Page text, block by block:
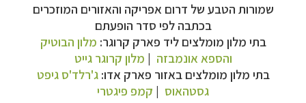
שמורות הטבע של דרום אפריקה והאזורים המוזכרים
בכתבה לפי סדר הופעתם
בתי מלון מומלצים ליד פארק קרוגר: מלון הבוטיק
והספא אונמבזה | מלון קרוגר גייט
בתי מלון מומלציםבאזור פארק אדו:ג'רלד'ס גיפט
גסטהאוס | קמפ פיגטרי
מסלולים מוכנים ל-11 יעדים לחצו לרשימת היעדים
»
קרוזים והפלגות נופשלחצו לרשימת היעדים »
תכנון טיולים לאמריקה הצפונית לחצו לרשימת
היעדים »